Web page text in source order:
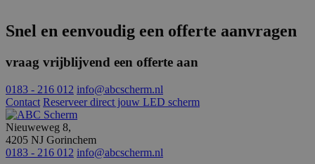
Snel en eenvoudig een offerte aanvragen
vraag vrijblijvend een offerte aan
0183 - 216 012 info@abcscherm.nl
Contact Reserveer direct jouw LED scherm
Nieuweweg 8,
4205 NJ Gorinchem
0183 - 216 012 info@abcscherm.nl
Naam
Aanbieder/
_ga_HQWRRK7W0D
Naam
Domein
Naam
Aanbieder/
Domein
Vervaldatum
fp_user_id